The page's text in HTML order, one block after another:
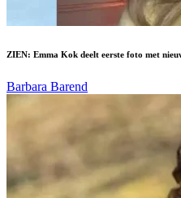
ZIEN: Emma Kok deelt eerste foto met
Barbara Barend